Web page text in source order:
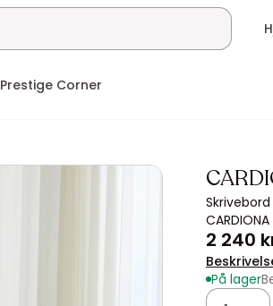
Prestige Corner
CARDIONA
2 240
På lager
Mængde